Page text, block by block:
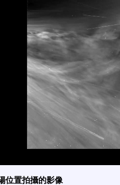
位置拍攝的影像